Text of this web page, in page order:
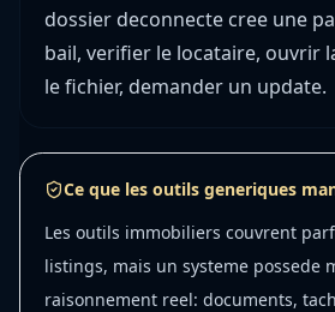
dossier deconnecte cree une
bail, verifier le locataire, ouvrir
le fichier, demander un update.
Ce que les outils generiques
Les outils immobiliers couvrent
listings, mais un systeme possede
raisonnement reel: documents,